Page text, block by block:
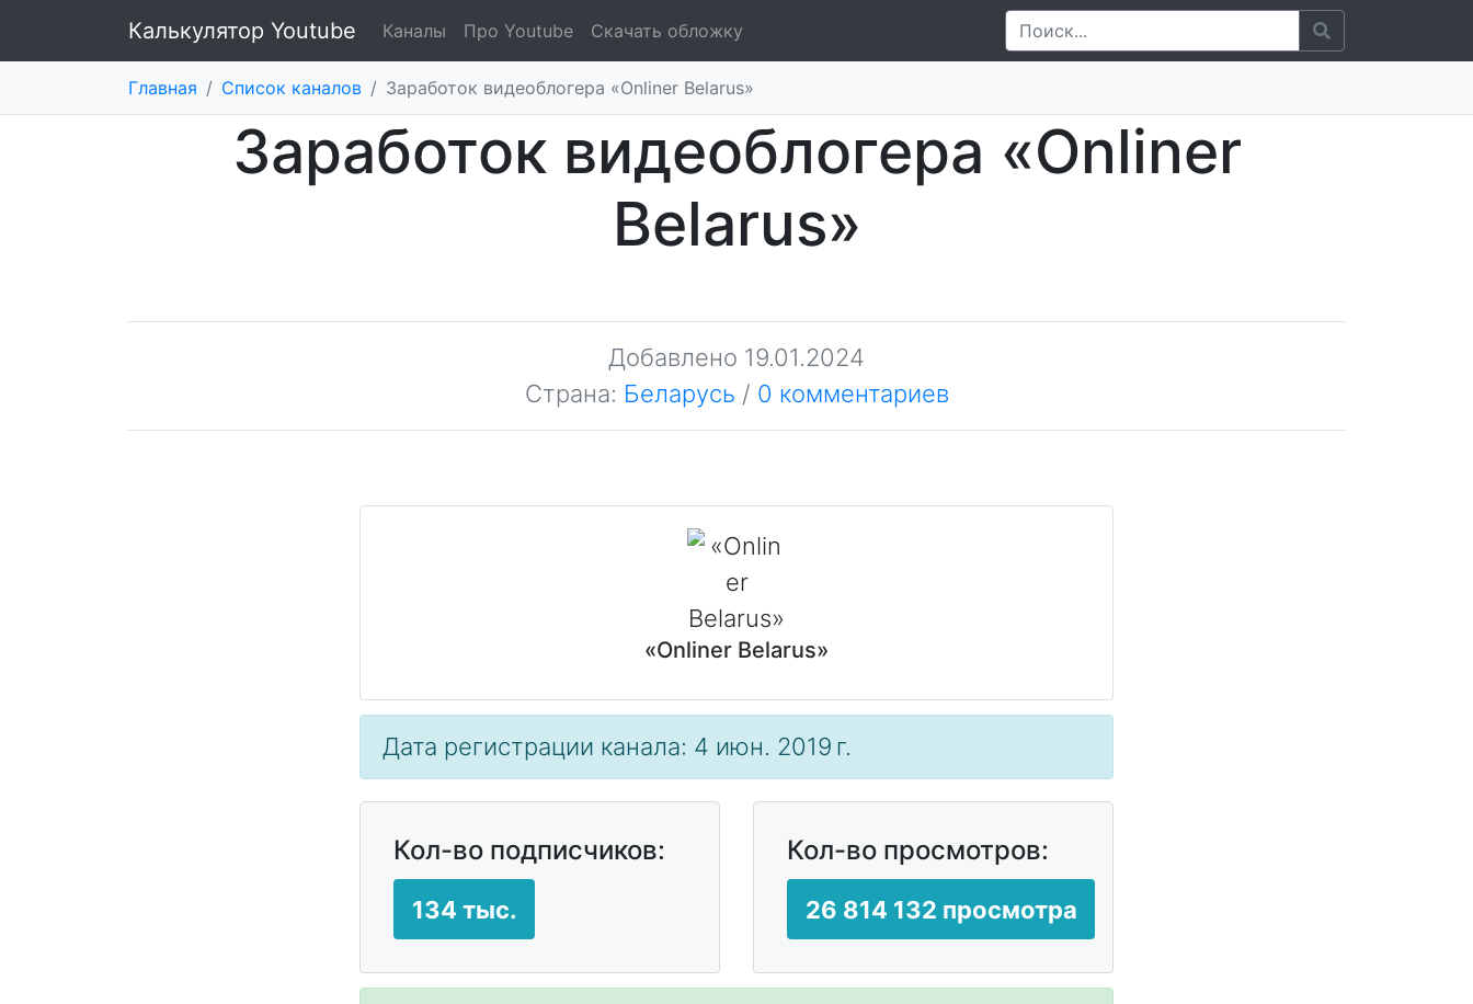
Калькулятор Youtube Каналы Про Youtube Скачать обложку
Главная / Список каналов / Заработок видеоблогера «Onliner Belarus»
Заработок видеоблогера «Onliner
Belarus»
Добавлено 19.01.2024
Страна: Беларусь / 0 комментариев
«Onliner Belarus»
Дата регистрации канала: 4 июн. 2019 г.
Кол-во подписчиков:
134 тыс.
Кол-во просмотров:
26 814 132 просмотра